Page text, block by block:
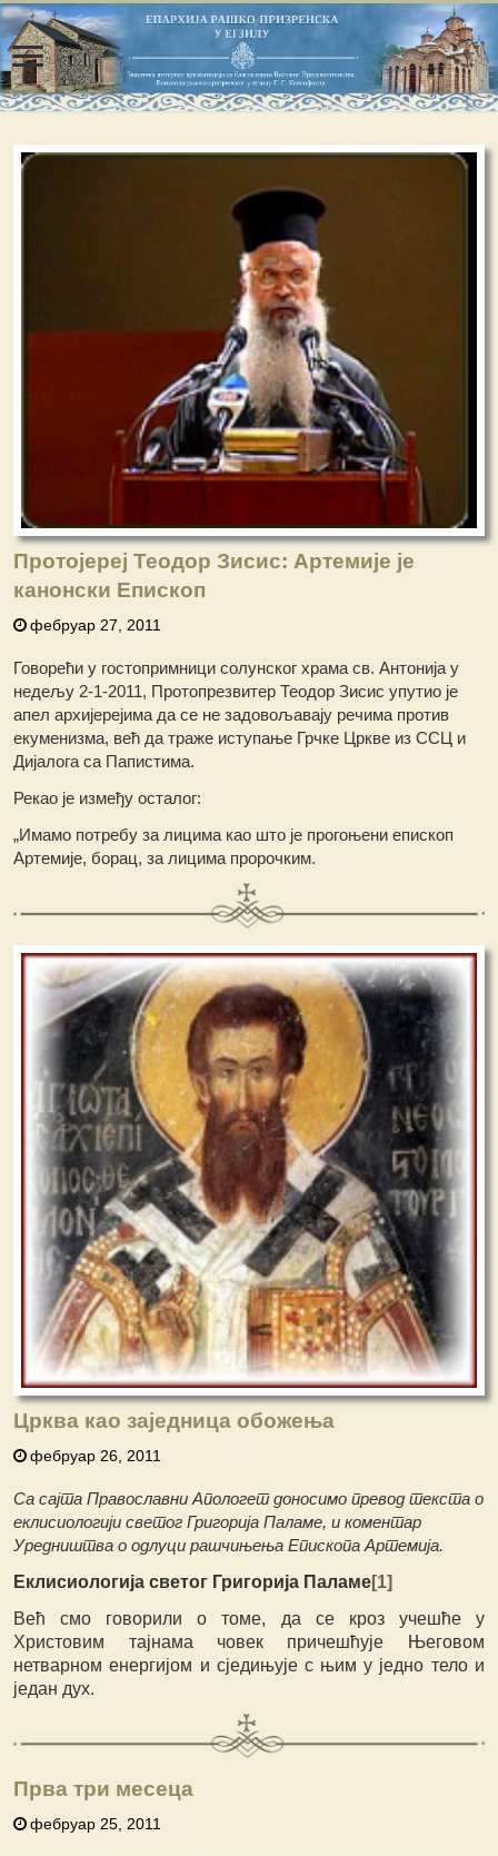
Протојереј Теодор Зисис: Артемије је
канонски Епископ
фебруар 27, 2011
Говорећи у гостопримници солунског храма св. Антонија у
недељу 2-1-2011, Протопрезвитер Теодор Зисис упутио је
апел архијерејима да се не задовољавају речима против
екуменизма, већ да траже иступање Грчке Цркве из ССЦ и
Дијалога са Папистима.
Рекао је између осталог:
„Имамо потребу за лицима као што је прогоњени епископ
Артемије, борац, за лицима пророчким.
Црква као заједница обожења
фебруар 26, 2011
Са сајта Православни Апологет доносимо превод текста о
еклисиологији светог Григорија Паламе, и коментар
Уредништва о одлуци рашчињења Епископа Артемија.
Еклисиологија светог Григорија Паламе[1]
Већ смо говорили о томе, да се кроз учешће у
Христовим тајнама човек причешћује Његовом
нетварном енергијом и сједињује с њим у једно тело и
један дух.
Прва три месеца
фебруар 25, 2011